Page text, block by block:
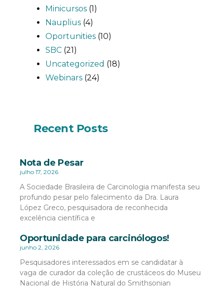
Minicursos (1)
Nauplius (4)
Oportunities (10)
SBC (21)
Uncategorized (18)
Webinars (24)
Recent Posts
Nota de Pesar
julho 17, 2026
A Sociedade Brasileira de Carcinologia manifesta seu
profundo pesar pelo falecimento da Dra. Laura
López Greco, pesquisadora de reconhecida
excelência científica e
Oportunidade para carcinólogos!
junho 2, 2026
Pesquisadores interessados em se candidatar à
vaga de curador da coleção de crustáceos do Museu
Nacional de História Natural do Smithsonian